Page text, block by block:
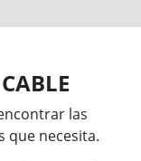
las
que necesita.